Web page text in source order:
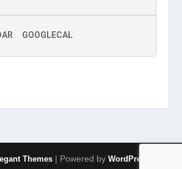
GOOGLECAL
Themes | Powered by WordPress